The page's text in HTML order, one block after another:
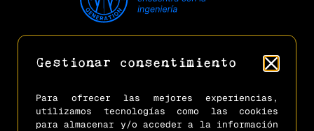
Gestionar consentimiento
Para ofrecer las mejores experiencias,
utilizamos tecnologías como las cookies
para almacenar y/o acceder a la información
Reglamento Oficial
Acceso Clientes (Gestión Citas)
contacto@mejoresescapistas.com+34 666 66 03 09